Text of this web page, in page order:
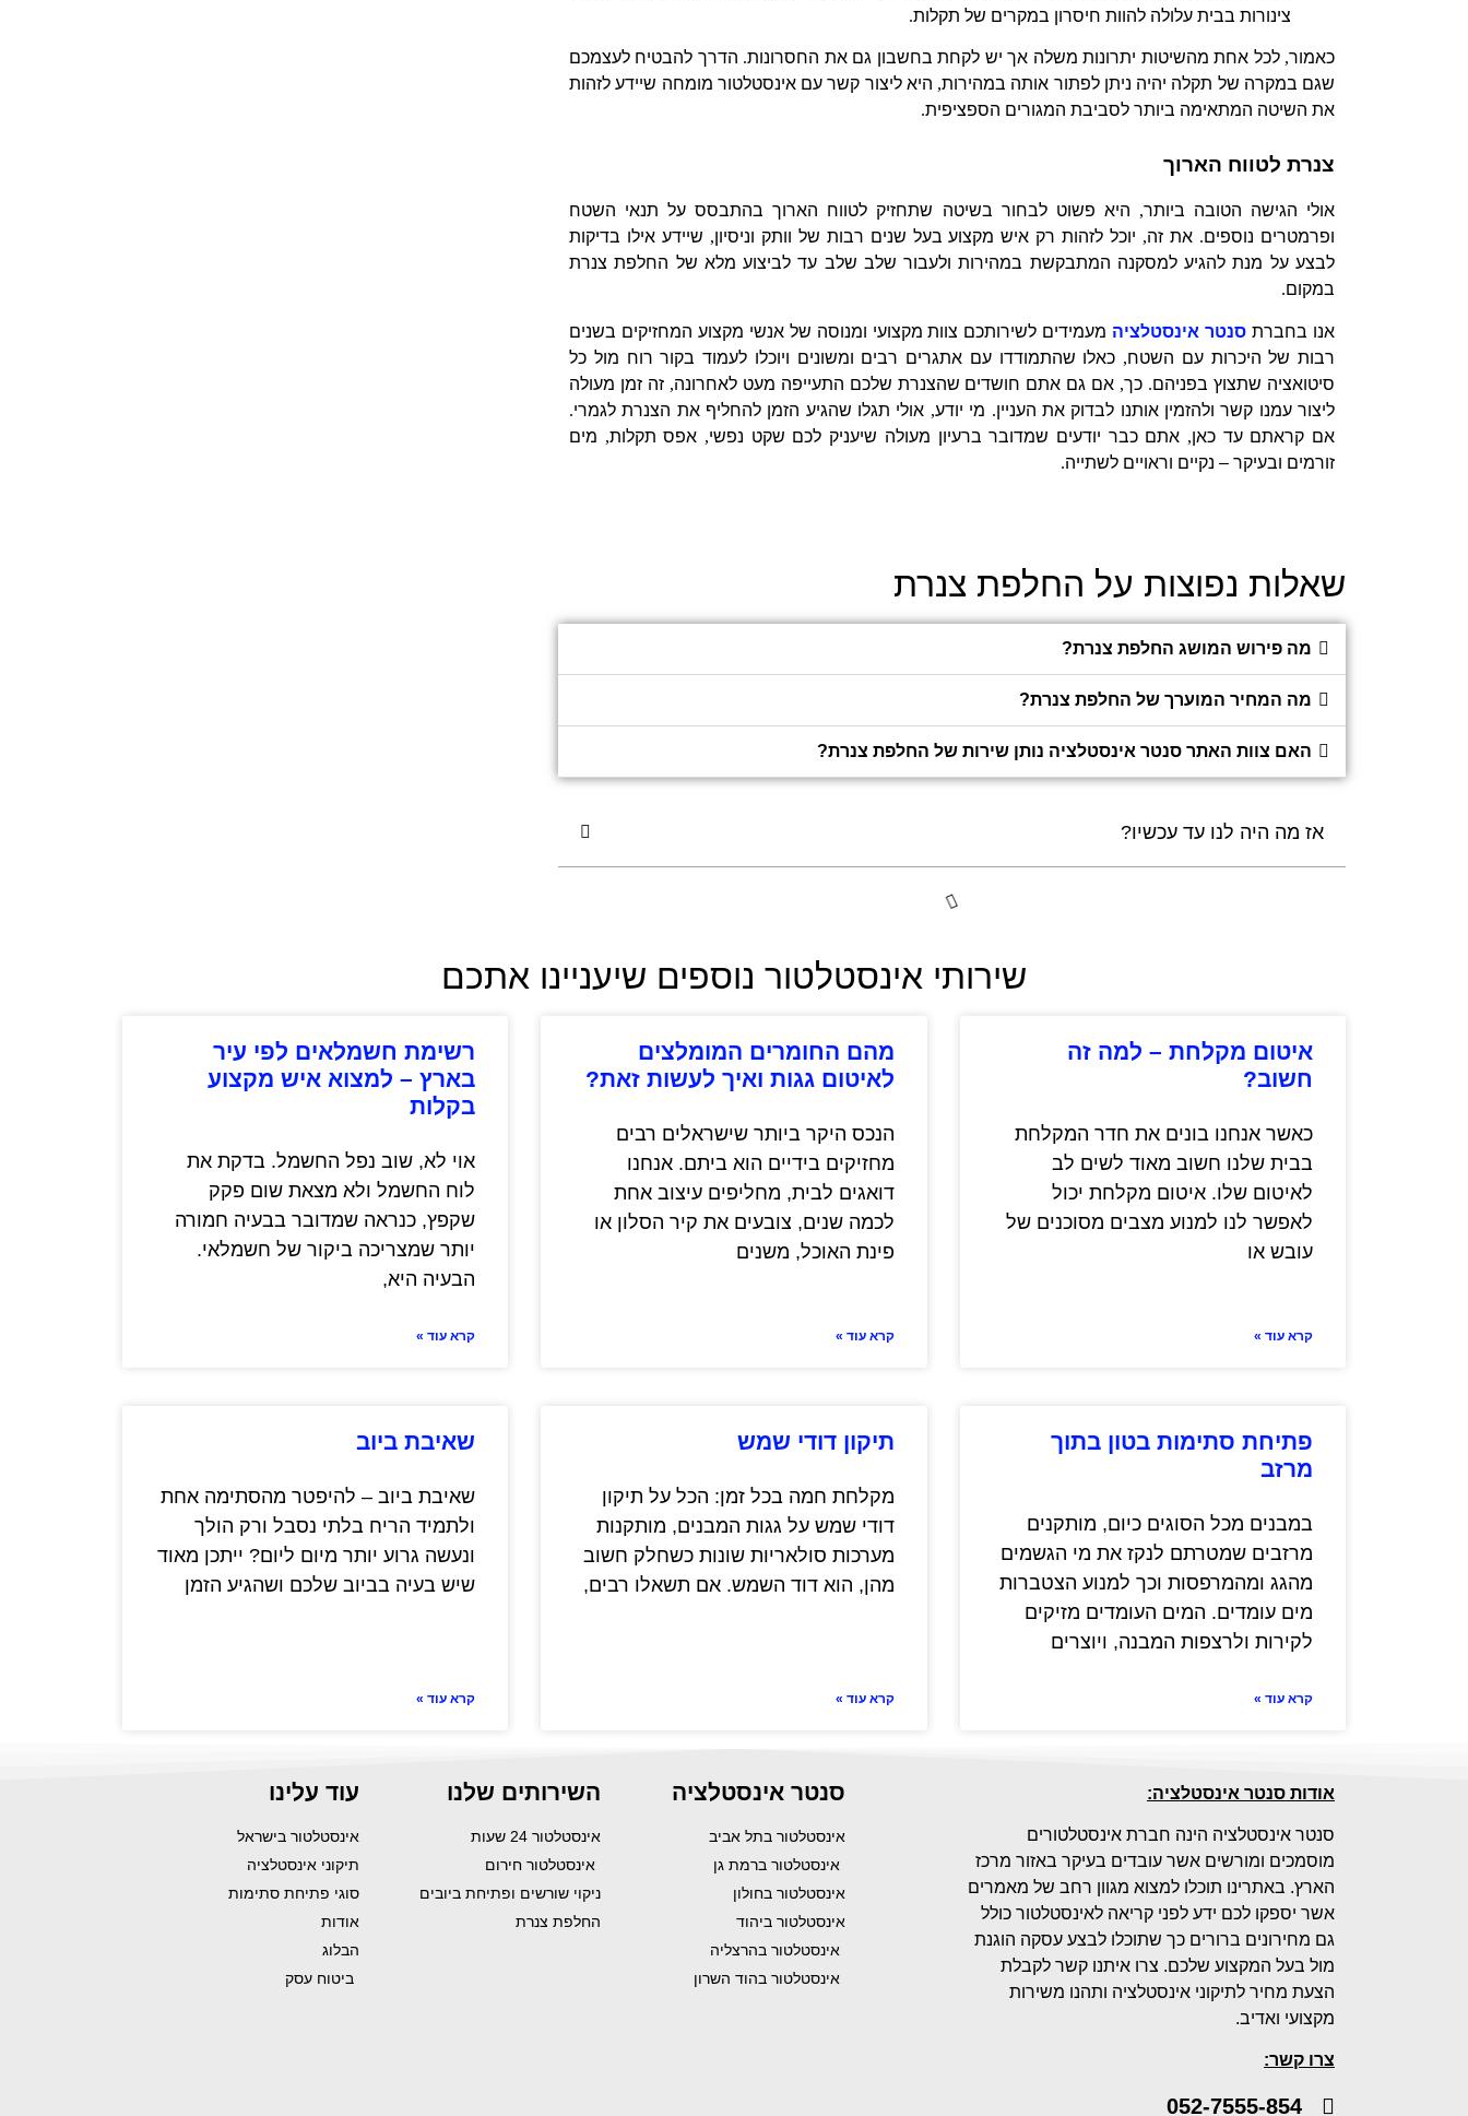
צינורות בבית עלולה להוות חיסרון במקרים של תקלות.
כאמור,לכל אחת מהשיטות יתרונות משלה אך יש לקחת בחשבון גם את החסרונות. הדרך להבטיח לעצמכם
שגם במקרה של תקלה יהיה ניתן לפתור אותה במהירות, היא ליצור קשר עם אינסטלטור מומחה שיידע לזהות
את השיטה המתאימה ביותר לסביבת המגורים הספציפית.
צנרת לטווח הארוך
אולי הגישה הטובה ביותר, היא פשוט לבחור בשיטה שתחזיק לטווח הארוך בהתבסס על תנאי השטח
ופרמטרים נוספים. את זה, יוכל לזהות רק איש מקצוע בעל שנים רבות של וותק וניסיון, שיידע אילו בדיקות
לבצע על מנת להגיע למסקנה המתבקשת במהירות ולעבור שלב שלב עד לביצוע מלא של החלפת צנרת
במקום.
אנו בחברת סנטר אינסטלציה מעמידים לשירותכם צוות מקצועי ומנוסה של אנשי מקצוע המחזיקים בשנים
רבות של היכרות עם השטח, כאלו שהתמודדו עם אתגרים רבים ומשונים ויוכלו לעמוד בקור רוח מול כל
סיטואציה שתצוץ בפניהם. כך, אם גם אתם חושדים שהצנרת שלכם התעייפה מעט לאחרונה,זה זמן מעולה
ליצור עמנו קשר ולהזמין אותנו לבדוק את העניין. מי יודע, אולי תגלו שהגיע הזמן להחליף את הצנרת לגמרי.
אם קראתם עד כאן, אתם כבר יודעים שמדובר ברעיון מעולה שיעניק לכם שקט נפשי, אפס תקלות, מים
זורמים ובעיקר – נקיים וראויים לשתייה.
שאלות נפוצות על החלפת צנרת
מה פירוש המושג החלפת צנרת?
מה המחיר המוערך של החלפת צנרת?
האם צוות האתר סנטר אינסטלציה נותן שירות של החלפת צנרת?
אז מה היה לנו עד עכשיו?
שירותי אינסטלטור נוספים שיעניינו אתכם
איטום מקלחת – למה זה
חשוב?
כאשר אנחנו בונים את חדר המקלחת
בבית שלנו חשוב מאוד לשים לב
לאיטום שלו. איטום מקלחת יכול
לאפשר לנו למנוע מצבים מסוכנים של
עובש או
קרא עוד »
מהם החומרים המומלצים
לאיטום גגות ואיך לעשות זאת?
הנכס היקר ביותר שישראלים רבים
מחזיקים בידיים הוא ביתם. אנחנו
דואגים לבית, מחליפים עיצוב אחת
לכמה שנים, צובעים את קיר הסלון או
פינת האוכל, משנים
קרא עוד »
רשימת חשמלאים לפי עיר
בארץ – למצוא איש מקצוע
בקלות
אוי לא, שוב נפל החשמל. בדקת את
לוח החשמל ולא מצאת שום פקק
שקפץ, כנראה שמדובר בבעיה חמורה
יותר שמצריכה ביקור של חשמלאי.
הבעיה היא,
קרא עוד »
פתיחת סתימות בטון בתוך
מרזב
במבנים מכל הסוגים כיום, מותקנים
מרזבים שמטרתם לנקז את מי הגשמים
מהגג ומהמרפסות וכך למנוע הצטברות
מים עומדים. המים העומדים מזיקים
לקירות ולרצפות המבנה, ויוצרים
קרא עוד »
תיקון דודי שמש
מקלחת חמה בכל זמן: הכל על תיקון
דודי שמש על גגות המבנים, מותקנות
מערכות סולאריות שונות כשחלק חשוב
מהן, הוא דוד השמש. אם תשאלו רבים,
קרא עוד »
שאיבת ביוב
שאיבת ביוב – להיפטר מהסתימה אחת
ולתמיד הריח בלתי נסבל ורק הולך
ונעשה גרוע יותר מיום ליום? ייתכן מאוד
שיש בעיה בביוב שלכם ושהגיע הזמן
קרא עוד »
אודות סנטר אינסטלציה:
סנטר אינסטלציה הינה חברת אינסטלטורים
מוסמכים ומורשים אשר עובדים בעיקר באזור מרכז
הארץ. באתרינו תוכלו למצוא מגוון רחב של מאמרים
אשר יספקו לכם ידע לפני קריאה לאינסטלטור כולל
גם מחירונים ברורים כך שתוכלו לבצע עסקה הוגנת
מול בעל המקצוע שלכם. צרו איתנו קשר לקבלת
הצעת מחיר לתיקוני אינסטלציה ותהנו משירות
מקצועי ואדיב.
צרו קשר:
052-7555-854
סנטר אינסטלציה
אינסטלטור בתל אביב
אינסטלטור ברמת גן
אינסטלטור בחולון
אינסטלטור ביהוד
אינסטלטור בהרצליה
אינסטלטור בהוד השרון
השירותים שלנו
אינסטלטור 24 שעות
אינסטלטור חירום
ניקוי שורשים ופתיחת ביובים
החלפת צנרת
עוד עלינו
אינסטלטור בישראל
תיקוני אינסטלציה
סוגי פתיחת סתימות
אודות
הבלוג
ביטוח עסק